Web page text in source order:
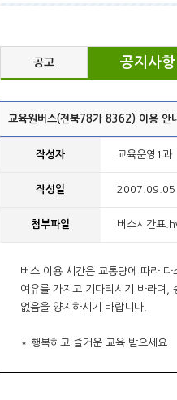
공고 공지사항
교육원버스(전북78가 8362) 이용 안
작성자 교육운영1과
작성일 2007.09.05
첨부파일 버스시간표
버스 이용 시간은 교통량에 따라
여유를 가지고 기다리시기 바라며,
없음을 양지하시기 바랍니다.
* 행복하고 즐거운 교육 받으세요.